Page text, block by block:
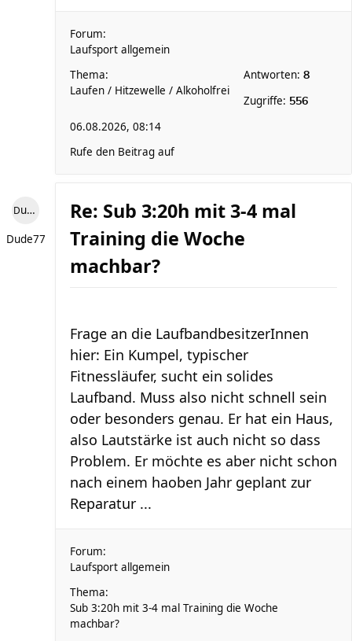
Forum:
Laufsport allgemein
Thema:
Laufen / Hitzewelle / Alkoholfrei
Antworten: 8
Zugriffe: 556
06.08.2026, 08:14
Rufe den Beitrag auf
Dude77
Dude77
Re: Sub 3:20h mit 3-4 mal
Training die Woche
machbar?
Frage an die LaufbandbesitzerInnen
hier: Ein Kumpel, typischer
Fitnessläufer, sucht ein solides
Laufband. Muss also nicht schnell sein
oder besonders genau. Er hat ein Haus,
also Lautstärke ist auch nicht so dass
Problem. Er möchte es aber nicht schon
nach einem haoben Jahr geplant zur
Reparatur ...
Forum:
Laufsport allgemein
Thema:
Sub 3:20h mit 3-4 mal Training die Woche
machbar?